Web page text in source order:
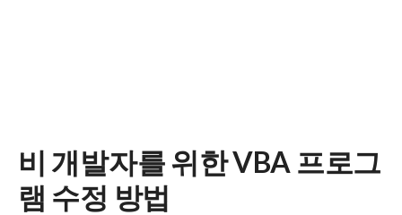
비 개발자를 위한 VBA 프로그
램 수정 방법